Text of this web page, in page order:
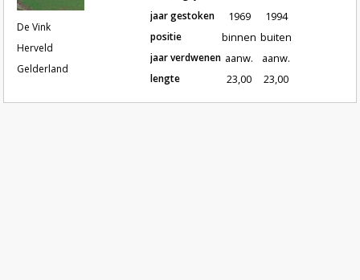
De Vink
Herveld
Gelderland
Roeden van molen De Vink in
jaar gestoken
positie
jaar verdwenen
lengte
1969
binnen
aanw.
23,00
1994
buiten
aanw.
23,00